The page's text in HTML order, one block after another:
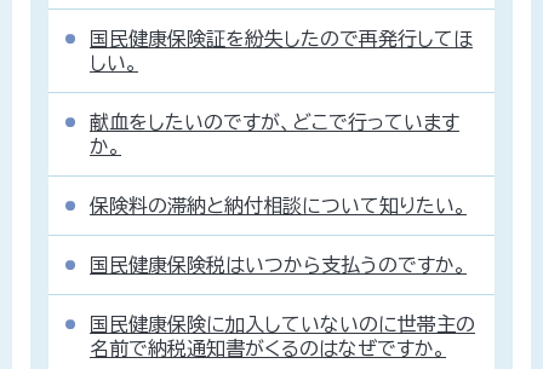
国民健康保険証を紛失したので再発行してほ
しい。
献血をしたいのですが、どこで行っています
か。
保険料の滞納と納付相談について知りたい。
国民健康保険税はいつから支払うのですか。
国民健康保険に加入していないのに世帯主の
名前で納税通知書がくるのはなぜですか。